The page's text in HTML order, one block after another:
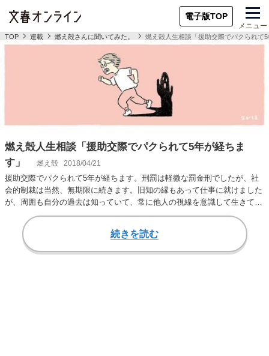
電子版TOP
メニュー
TOP 連載 燃え殻さんに聞いてみた。 燃え殻人生相談「援助交際でパクられて
燃え殻人生相談「援助交際でパクられて5年が経ちま
す」
燃え殻 2018/04/21
援助交際でパクられて5年が経ちます。刑罰は軽微な罰金刑でしたが、社
会的制裁は当然、無期限に続きます。旧知の縁もあって仕事に就けました
が、周囲も自分の過去は知っていて、常に他人の視線を意識して生きてい
る感じです。 全…
続きを読む